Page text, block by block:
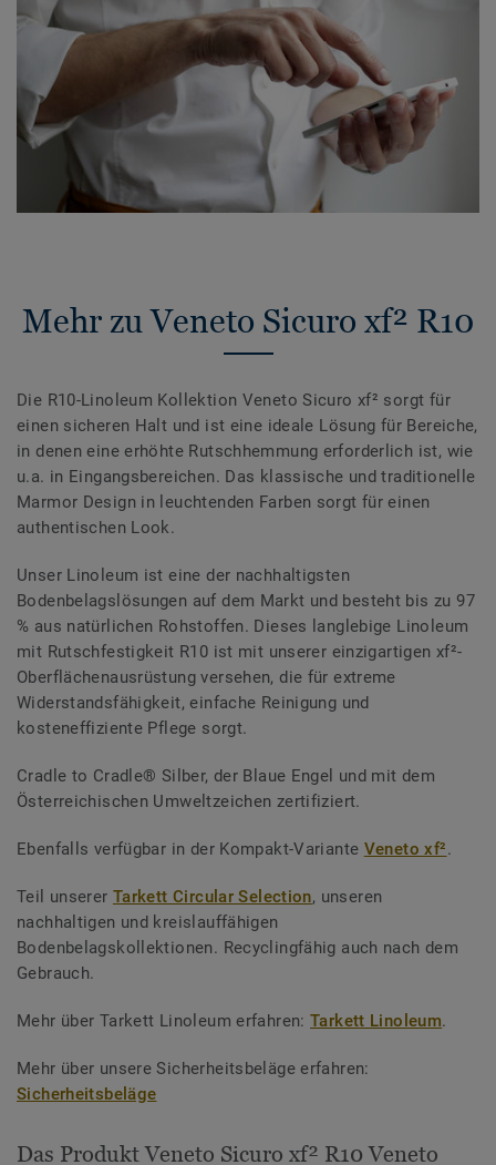
Mehr zu Veneto Sicuro xf² R10
Die R10-Linoleum Kollektion Veneto Sicuro xf² sorgt für
einen sicheren Halt und ist eine ideale Lösung für Bereiche,
in denen eine erhöhte Rutschhemmung erforderlich ist, wie
u.a. in Eingangsbereichen. Das klassische und traditionelle
Marmor Design in leuchtenden Farben sorgt für einen
authentischen Look.
Unser Linoleum ist eine der nachhaltigsten
Bodenbelagslösungen auf dem Markt und besteht bis zu 97
% aus natürlichen Rohstoffen. Dieses langlebige Linoleum
mit Rutschfestigkeit R10 ist mit unserer einzigartigen xf²-
Oberflächenausrüstung versehen, die für extreme
Widerstandsfähigkeit, einfache Reinigung und
kosteneffiziente Pflege sorgt.
Cradle to Cradle® Silber, der Blaue Engel und mit dem
Österreichischen Umweltzeichen zertifiziert.
Ebenfalls verfügbar in der Kompakt-Variante Veneto xf².
Teil unserer Tarkett Circular Selection, unseren
nachhaltigen und kreislauffähigen
Bodenbelagskollektionen. Recyclingfähig auch nach dem
Gebrauch.
Mehr über Tarkett Linoleum erfahren:Tarkett Linoleum.
Mehr über unsere Sicherheitsbeläge erfahren:
Sicherheitsbeläge
Das Produkt Veneto Sicuro xf² R10 Veneto